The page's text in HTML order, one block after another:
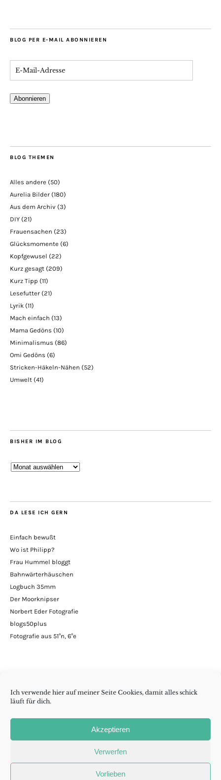
Ich verwende hier auf meiner Seite Cookies, damit alles schick
läuft für dich.
Akzeptieren
Verwerfen
Vorlieben
BLOG PER E-MAIL ABONNIEREN
Abonnieren
BLOG THEMEN
Alles andere (50)
Aurelia Bilder (180)
Aus dem Archiv (3)
DIY (21)
Frauensachen (23)
Glücksmomente (6)
Kopfgewusel (22)
Kurz gesagt (209)
Kurz Tipp (11)
Lesefutter (21)
Lyrik (11)
Mach einfach (13)
Mama Gedöns (10)
Minimalismus (86)
Omi Gedöns (6)
Stricken-Häkeln-Nähen (52)
Umwelt (41)
BISHER IM BLOG
Bisher
DA LESE ICH GERN
Einfach bewußt
Wo ist Philipp?
Frau Hummel bloggt
Bahnwärterhäuschen
Logbuch 35mm
Der Moorknipser
Norbert Eder Fotografie
blogs50plus
Fotografie aus 51°n, 6°e
Aurelia
Richtlinie